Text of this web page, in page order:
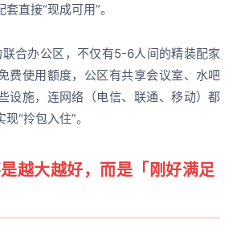
直接“现成可用”。
合办公区，不仅有5-6人间的精装配家
费使用额度，公区有共享会议室、水吧
设施，连网络（电信、联通、移动）都
“拎包入住”。
越大越好，而是「刚好满足